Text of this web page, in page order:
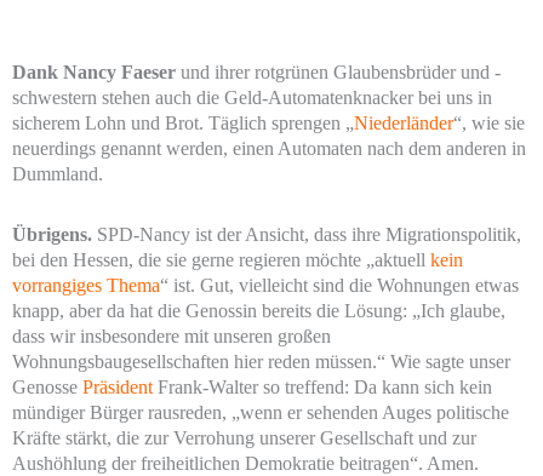
Dank Nancy Faeser und ihrer rotgrünen Glaubensbrüder und -
schwestern stehen auch die Geld-Automatenknacker bei uns in
sicherem Lohn und Brot. Täglich sprengen „Niederländer“, wie sie
neuerdings genannt werden, einen Automaten nach dem anderen in
Dummland.
Übrigens. SPD-Nancy ist der Ansicht, dass ihre Migrationspolitik,
bei den Hessen, die sie gerne regieren möchte „aktuell kein
vorrangiges Thema“ ist. Gut, vielleicht sind die Wohnungen etwas
knapp, aber da hat die Genossin bereits die Lösung: „Ich glaube,
dass wir insbesondere mit unseren großen
Wohnungsbaugesellschaften hier reden müssen.“ Wie sagte unser
Genosse Präsident Frank-Walter so treffend: Da kann sich kein
mündiger Bürger rausreden, „wenn er sehenden Auges politische
Kräfte stärkt, die zur Verrohung unserer Gesellschaft und zur
Aushöhlung der freiheitlichen Demokratie beitragen“. Amen.